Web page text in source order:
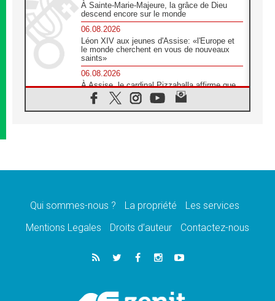
À Sainte-Marie-Majeure, la grâce de Dieu
descend encore sur le monde
06.08.2026
Léon XIV aux jeunes d'Assise: «l'Europe et
le monde cherchent en vous de nouveaux
saints»
06.08.2026
À Assise, le cardinal Pizzaballa affirme que
«les chrétiens veulent la paix»
06.08.2026
message de paix et de dignité humaine»
«La visite du Pape en Uruguay renforcera
05.08.2026
Le nonce en Ukraine: «Il est inquiétant
Léon XIV au Pérou, une lueur d'espoir pour
Qui sommes-nous ? La propriété
Les services
Mentions Legales
Droits d’auteur Contactez-nous